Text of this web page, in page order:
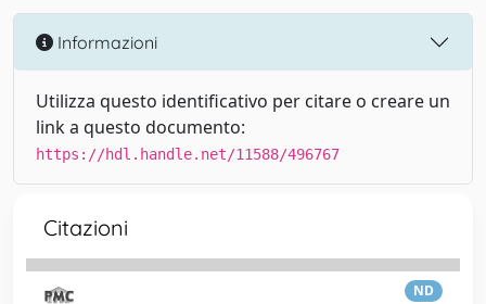
Informazioni
Utilizza questo identificativo per citare o creare un
link a questo documento:
https://hdl.handle.net/11588/496767
Citazioni
ND